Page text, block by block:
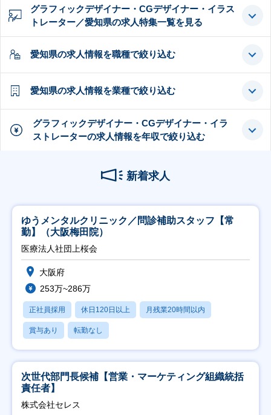
グラフィックデザイナー・CGデザイナー・イラス
トレーター／愛知県の求人特集一覧を見る
愛知県の求人情報を職種で絞り込む
愛知県の求人情報を業種で絞り込む
グラフィックデザイナー・CGデザイナー・イラ
ストレーターの求人情報を年収で絞り込む
新着求人
ゆうメンタルクリニック／問診補助スタッフ【常
勤】（大阪梅田院）
医療法人社団上桜会
大阪府
253万~286万
正社員採用 休日120日以上 月残業20時間以内
賞与あり 転勤なし
次世代部門長候補【営業・マーケティング組織統括
責任者】
株式会社セレス